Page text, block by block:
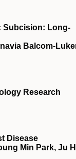
Subcision: Long-
Balcom-
Research
Disease
Min Park, Ju